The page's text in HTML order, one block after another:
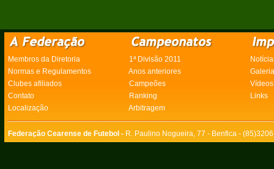
Membros da Diretoria 1ª Divisão 2011
Normas e Regulamentos
Anos anteriores
Clubes afiliados
Campeões
Vídeos
Contato
Ranking
Links
Localização
Arbitragem
Federação Cearense de Futebol - R. Paulino Nogueira, 77 - Benfica -